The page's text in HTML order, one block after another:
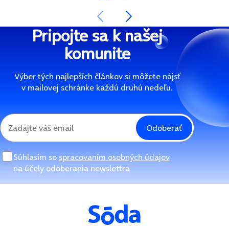
Predchádzajúca strana
Nasledujúca strana
Pripojte sa k našej
komunite
Výber tých najlepších článkov si môžete nájsť
v mailovej schránke každú druhú nedeľu.
Odoberať
Súhlasím so spracovaním osobných údajov
na účely odoberania newslettra